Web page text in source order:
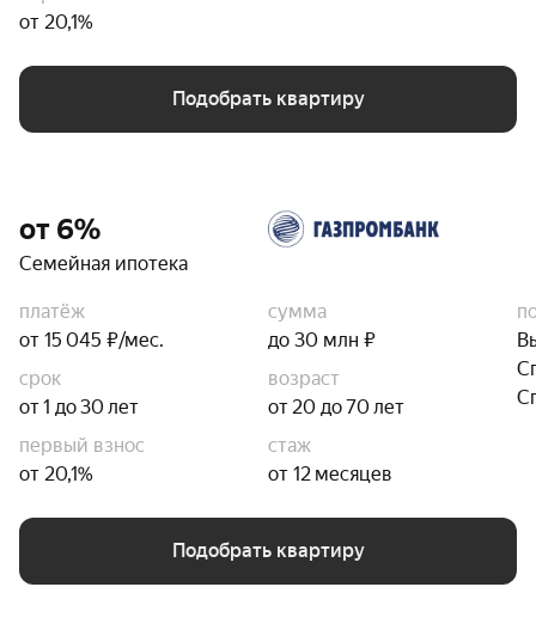
от 20,1%
Подобрать квартиру
от 6%
Семейная ипотека
платёж
от 15 045 ₽/мес.
сумма
до 30 млн ₽
срок
от 1 до 30 лет
возраст
от 20 до 70 лет
первый взнос
от 20,1%
стаж
от 12 месяцев
Подобрать квартиру